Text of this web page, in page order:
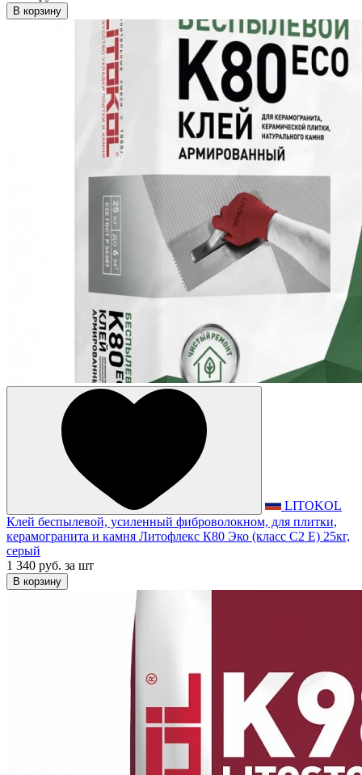
В корзину
LITOKOL
Клей беспылевой, усиленный фиброволокном, для плитки,
керамогранита и камня Литофлекс К80 Эко (класс С2 Е) 25кг,
серый
1 340 руб. за шт
В корзину